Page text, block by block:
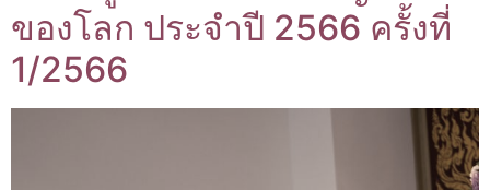
ของโลก ประจำปี 2566 ครั้งที่
1/2566